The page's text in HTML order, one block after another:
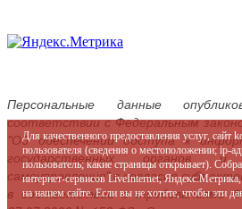
Персональные данные
соответствии с Федеральным
"Об обеспечении доступа к
государственных органов
самоуправления" с согласия
в соответствии с требованиями
Для качественного предоставления услуг,
пользователя (сведения о местоположении; ip-
пользователь; какие страницы открывает).
интернет-сервисов LiveInternet,
на нашем сайте. Если вы не хотите, чтобы эти